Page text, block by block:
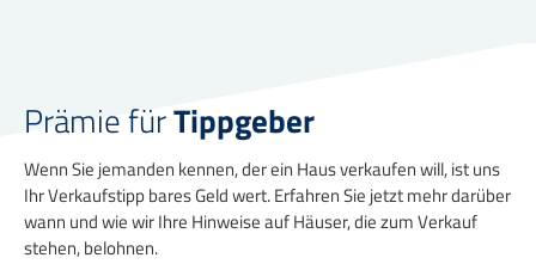
Prämie fürTippgeber
Wenn Sie jemanden kennen, der ein Haus verkaufen will, ist uns
Ihr Verkaufstipp bares Geld wert. Erfahren Sie jetzt mehr darüber
wann und wie wir Ihre Hinweise auf Häuser, die zum Verkauf
stehen, belohnen.